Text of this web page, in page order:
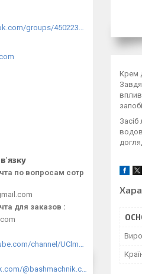
Крем
https://m.facebook.com/groups/450223289123148/?ref=group_browse
по вопросам сотр
для заказов
https://www.youtube.com/channel/UClmpExjfqH65_PkVWCmgPbQ
https://www.tiktok.com/@bashmachnik.com.ua